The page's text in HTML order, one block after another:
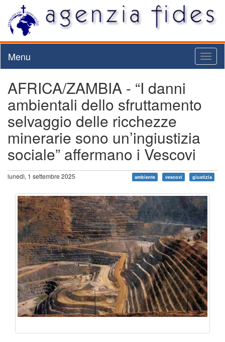
Menu
AFRICA/ZAMBIA - “I danni
ambientali dello sfruttamento
selvaggio delle ricchezze
minerarie sono un’ingiustizia
sociale” affermano i Vescovi
lunedì, 1 settembre 2025 ambiente vescovi giustizia